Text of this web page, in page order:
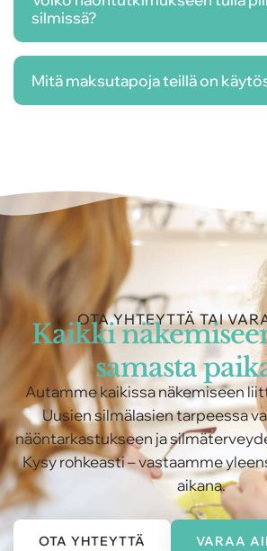
silmissä?
Mitä maksutapoja teillä on
OTA YHTEYTTÄ TAI
Kaikki
samasta
Autamme kaikissa näkemiseen
Uusien silmälasien tarpeessa
näöntarkastukseen ja
Kysy rohkeasti – vastaamme
aikana.
OTA YHTEYTTÄ VARAA